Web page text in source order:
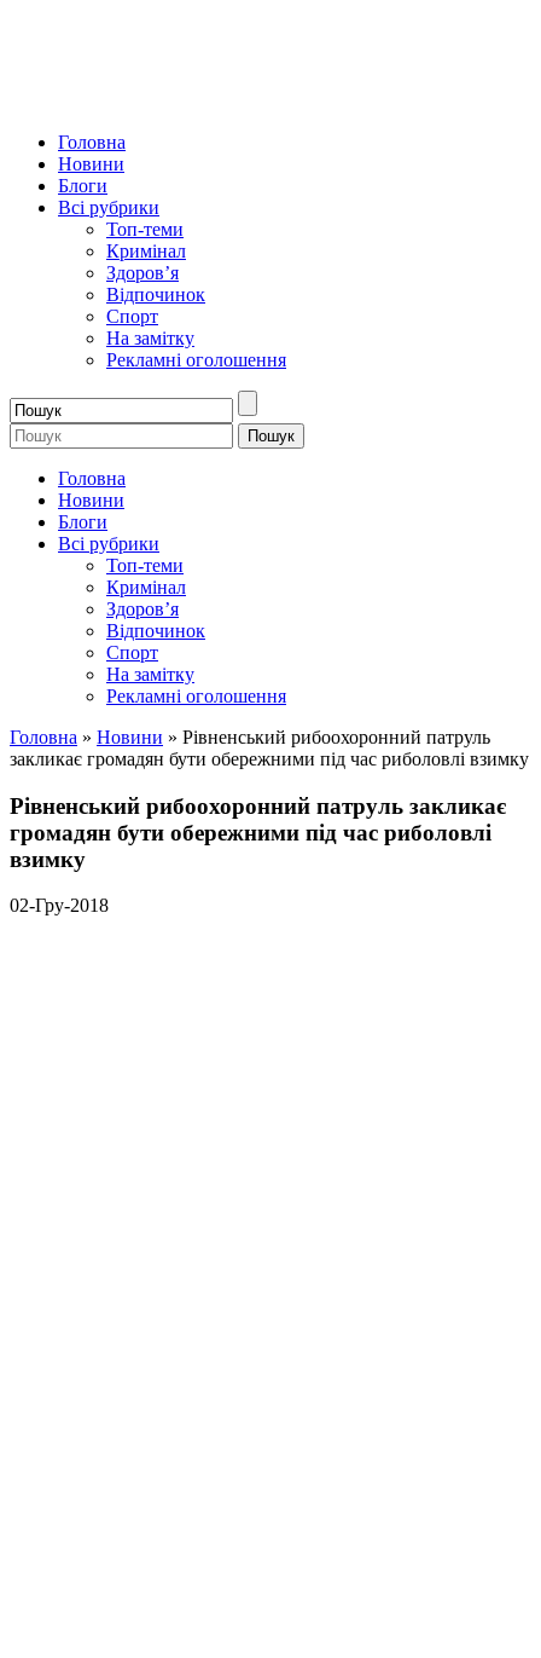
Головна
Новини
Блоги
Всі рубрики
Топ-теми
Кримінал
Здоров’я
Відпочинок
Спорт
На замітку
Рекламні оголошення
Головна
Новини
Блоги
Всі рубрики
Топ-теми
Кримінал
Здоров’я
Відпочинок
Спорт
На замітку
Рекламні оголошення
Головна » Новини » Рівненський рибоохоронний патруль
закликає громадян бути обережними під час риболовлі взимку
Рівненський рибоохоронний патруль закликає
громадян бути обережними під час риболовлі
взимку
02-Гру-2018